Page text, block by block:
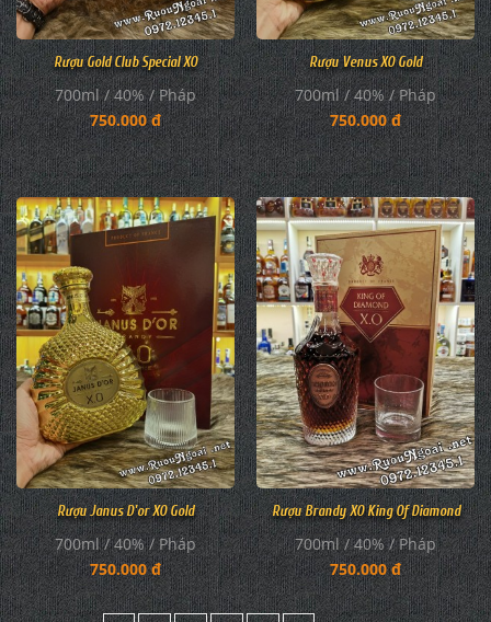
Rượu Gold Club Special XO
700ml / 40% / Pháp
750.000 đ
Rượu Venus XO Gold
700ml / 40% / Pháp
750.000 đ
Rượu Janus D'or XO Gold
700ml / 40% / Pháp
750.000 đ
Rượu Brandy XO King Of Diamond
700ml / 40% / Pháp
750.000 đ